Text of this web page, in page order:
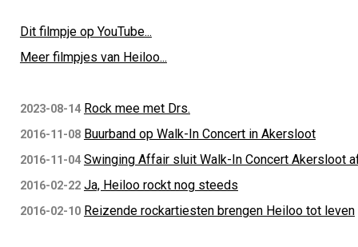
Dit filmpje op YouTube...
Meer filmpjes van Heiloo...
2023-08-14 Rock mee met Drs.
2016-11-08 Buurband op Walk-In Concert in Akersloot
2016-11-04 Swinging Affair sluit Walk-In Concert Akersloot
2016-02-22 Ja, Heiloo rockt nog steeds
2016-02-10 Reizende rockartiesten brengen Heiloo tot leven